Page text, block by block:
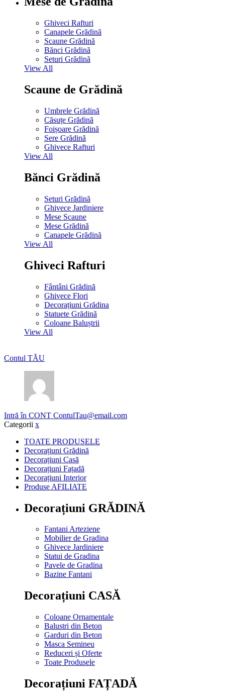
Ghiveci Rafturi
Canapele Grădină
Scaune Grădină
Bănci Grădină
Seturi Grădină
View All
Scaune de Grădină
Umbrele Grădină
Căsuțe Grădină
Foișoare Grădină
Sere Grădină
Ghivece Rafturi
View All
Bănci Grădină
Seturi Grădină
Ghivece Jardiniere
Mese Scaune
Mese Grădină
Canapele Grădină
View All
Ghiveci Rafturi
Fântâni Grădină
Ghivece Flori
Decorațiuni Grădina
Statuete Grădină
Coloane Baluștrii
View All
Contul TĂU
Intră în CONT ContulTau@email.com
Categorii x
TOATE PRODUSELE
Decorațiuni Grădină
Decorațiuni Casă
Decorațiuni Fațadă
Decorațiuni Interior
Produse AFILIATE
Decorațiuni GRĂDINĂ
Fantani Arteziene
Mobilier de Gradina
Ghivece Jardiniere
Statui de Gradina
Pavele de Gradina
Bazine Fantani
Decorațiuni CASĂ
Coloane Ornamentale
Balustri din Beton
Garduri din Beton
Masca Semineu
Reduceri și Oferte
Toate Produsele
Decorațiuni FAȚADĂ